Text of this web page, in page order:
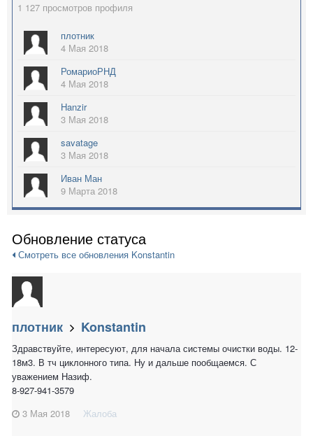
1 127 просмотров профиля
плотник
4 Мая 2018
РомариоРНД
4 Мая 2018
Hanzir
3 Мая 2018
savatage
3 Мая 2018
Иван Ман
9 Марта 2018
Обновление статуса
Смотреть все обновления Konstantin
плотник Konstantin
Здравствуйте, интересуют, для начала системы очистки воды. 12-
18м3. В тч циклонного типа. Ну и дальше пообщаемся. С
уважением Назиф.
8-927-941-3579
3 Мая 2018
Жалоба